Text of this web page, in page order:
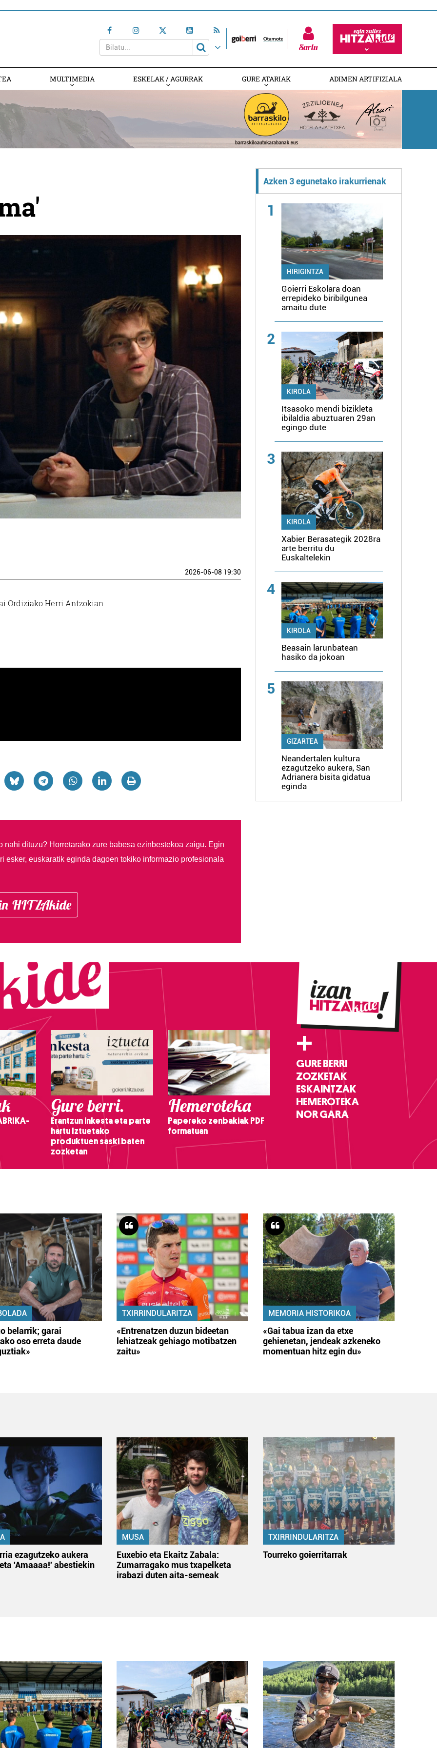
Sartu
MULTIMEDIA ESKELAK / AGURRAK GURE ATARIAK ADIMEN ARTIFIZIALA
2026-06-08 19:30
Ordiziako Herri Antzokian.
nahi dituzu? Horretarako zure babesa ezinbestekoa zaigu. Egin
esker, euskaratik eginda dagoen tokiko informazio profesionala
HITZAkide
Azken 3 egunetako irakurrienak
1
HIRIGINTZA
Goierri Eskolara doan
errepideko biribilgunea
amaitu dute
2
KIROLA
Itsasoko mendi bizikleta
ibilaldia abuztuaren 29an
egingo dute
3
KIROLA
Xabier Berasategik 2028ra
arte berritu du
Euskaltelekin
4
KIROLA
Beasain larunbatean
hasiko da jokoan
5
GIZARTEA
Neandertalen kultura
ezagutzeko aukera, San
Adrianera bisita gidatua
eginda
Gure berri.
Erantzun inkesta eta parte
hartu Iztuetako
produktuen saski baten
zozketan
Hemeroteka
Papereko zenbakiak PDF
formatuan
+
GURE BERRI
ZOZKETAK
ESKAINTZAK
HEMEROTEKA
NOR GARA
belarrik; garai
oso erreta daude
TXIRRINDULARITZA
«Entrenatzen duzun bideetan
lehiatzeak gehiago motibatzen
zaitu»
MEMORIA HISTORIKOA
«Gai tabua izan da etxe
gehienetan, jendeak azkeneko
momentuan hitz egin du»
ezagutzeko aukera
'Amaaaa!' abestiekin
MUSA
Euxebio eta Ekaitz Zabala:
Zumarragako mus txapelketa
irabazi duten aita-semeak
TXIRRINDULARITZA
Tourreko goierritarrak